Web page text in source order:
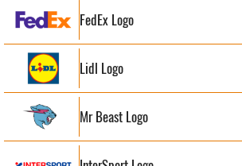
FedEx Logo
Lidl Logo
Mr Beast Logo